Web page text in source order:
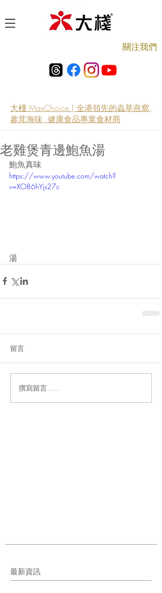
​關注我們
大棧 MaxChoice | 全港領先的蟲草燕窩,
參茸海味, 健康食品專業食材商
老雞煲青邊鮑魚湯
鮑魚真味
https://www.youtube.com/watch?
v=XO86hYjs27c
湯
留言
撰寫留言......
最新資訊